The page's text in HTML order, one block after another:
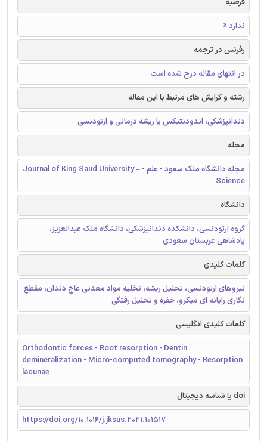
ندارد ☓
رفرنس در ترجمه
در انتهای مقاله درج شده است
رشته و گرایش های مرتبط با این مقاله
دندانپزشکی، اندودنتیکس یا ریشه درمانی و ارتودنسی
مجله
مجله دانشگاه ملک سعود - علم - Journal of King Saud University –
Science
دانشگاه
گروه ارتودنسی، دانشکده دندانپزشکی، دانشگاه ملک عبدالعزیز،
پادشاهی عربستان سعودی
کلمات کلیدی
نیروهای ارتودنسی، تحلیل ریشه، تخلیه مواد معدنی عاج دندان، مقطع
نگاری رایانه ای میکرو، حفره و تحلیل رفتگی
کلمات کلیدی انگلیسی
Orthodontic forces - Root resorption - Dentin
demineralization - Micro-computed tomography - Resorption
lacunae
doi یا شناسه دیجیتال
https://doi.org/10.1016/j.jksus.2021.101517